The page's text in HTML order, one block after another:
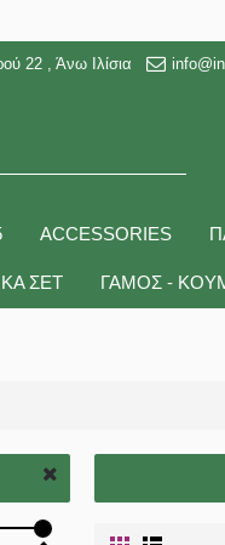
22 , Άνω Ιλίσια
ACCESSORIES
ΣΕΤ ΓΑΜΟΣ -